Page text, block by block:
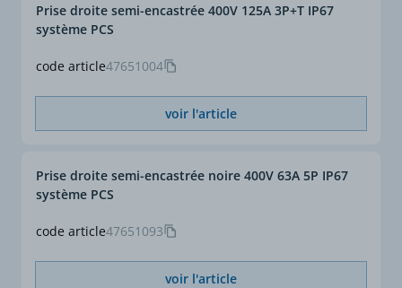
code article47651004
Prise droite semi-encastrée 400V 125A 3P+T IP67
système PCS
voir l'article
code article47651093
Prise droite semi-encastrée noire 400V 63A 5P IP67
système PCS
voir l'article